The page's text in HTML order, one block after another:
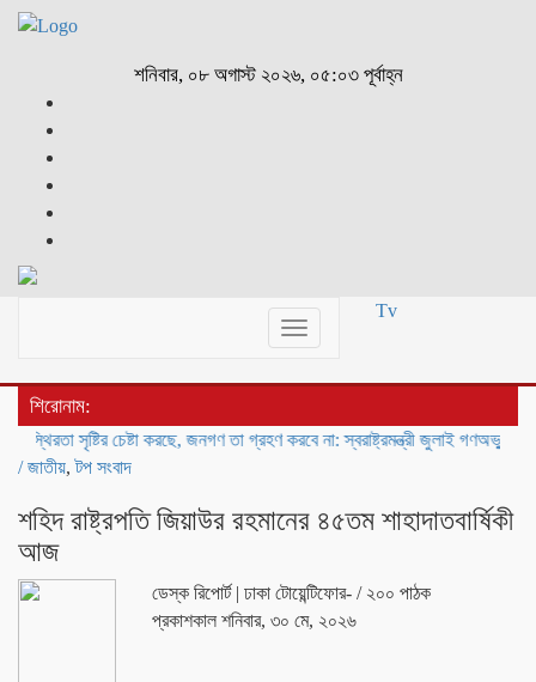
শনিবার, ০৮ অগাস্ট ২০২৬, ০৫:০৩ পূর্বাহ্ন
Toggle
Tv
শিরোনাম:
সৃষ্টির চেষ্টা করছে, জনগণ তা গ্রহণ করবে না: স্বরাষ্ট্রমন্ত্রী জুলাই গণঅভ্যুত্থান স্মৃতি
/জাতীয়,টপ সংবাদ
শহিদ রাষ্ট্রপতি জিয়াউর রহমানের ৪৫তম শাহাদাতবার্ষিকী
আজ
ডেস্ক রিপোর্ট | ঢাকা টোয়েন্টিফোর- / ২০০ পাঠক
প্রকাশকাল শনিবার, ৩০ মে, ২০২৬